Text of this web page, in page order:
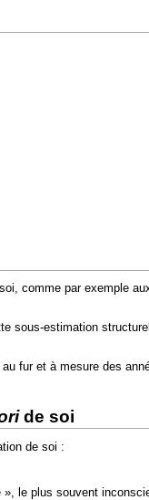
comme par exemple
estimation
fur et à mesure des
de soi
de soi :
le plus souvent